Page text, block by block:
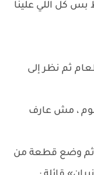
بس كل اللي علينا
ثم نظر إلى
، مش عارف
ثم وضع قطعة من